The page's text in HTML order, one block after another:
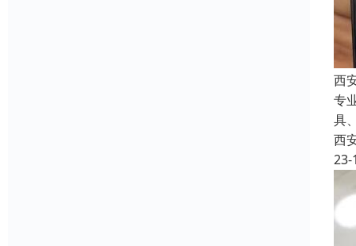
西
专
具
西
23-